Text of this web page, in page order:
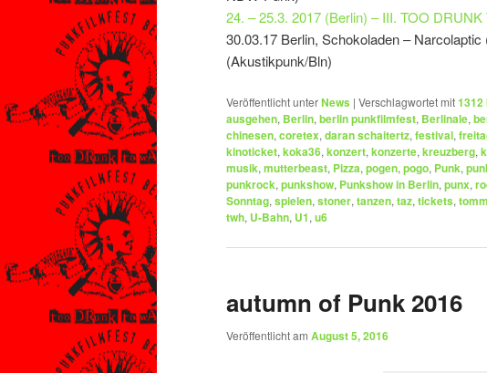
24. – 25.3. 2017 (Berlin) – III. TOO
30.03.17 Berlin, Schokoladen –
(Akustikpunk/Bln)
Veröffentlicht unterNews | Verschlagwortet mit1312
ausgehen, Berlin, berlin punkfilmfest, Berlinale,
chinesen, coretex, daran schaitertz, festival,
kinoticket, koka36, konzert, konzerte, kreuzberg,
musik, mutterbeast, Pizza, pogen, pogo, Punk,
punkrock, punkshow, Punkshow in Berlin, punx,
Sonntag, spielen, stoner, tanzen, taz, tickets,
twh, U-Bahn, U1, u6
autumn of Punk 2016
Veröffentlicht am August 5, 2016